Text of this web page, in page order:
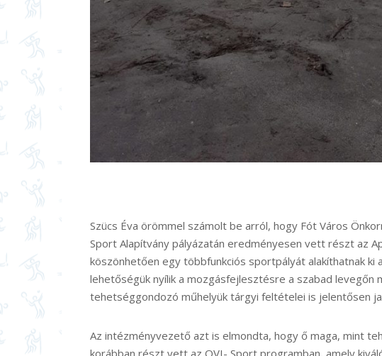
Szücs Éva örömmel számolt be arról, hogy Fót Város
Sport Alapítvány pályázatán eredményesen vett részt az
köszönhetően egy többfunkciós sportpályát alakíthatnak ki
lehetőségük nyílik a mozgásfejlesztésre a szabad levegőn
tehetséggondozó műhelyük tárgyi feltételei is jelentősen
Az intézményvezető azt is elmondta, hogy ő maga, mint
korábban részt vett az OVI- Sport programban, amely